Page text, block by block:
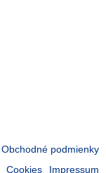
Obchodné podmienky
Cookies Impressum